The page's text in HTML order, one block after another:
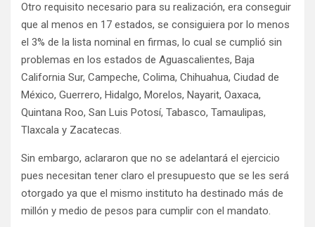
Otro requisito necesario para su realización, era conseguir
que al menos en 17 estados, se consiguiera por lo menos
el 3% de la lista nominal en firmas, lo cual se cumplió sin
problemas en los estados de Aguascalientes, Baja
California Sur, Campeche, Colima, Chihuahua, Ciudad de
México, Guerrero, Hidalgo, Morelos, Nayarit, Oaxaca,
Quintana Roo, San Luis Potosí, Tabasco, Tamaulipas,
Tlaxcala y Zacatecas.
Sin embargo, aclararon que no se adelantará el ejercicio
pues necesitan tener claro el presupuesto que se les será
otorgado ya que el mismo instituto ha destinado más de
millón y medio de pesos para cumplir con el mandato.